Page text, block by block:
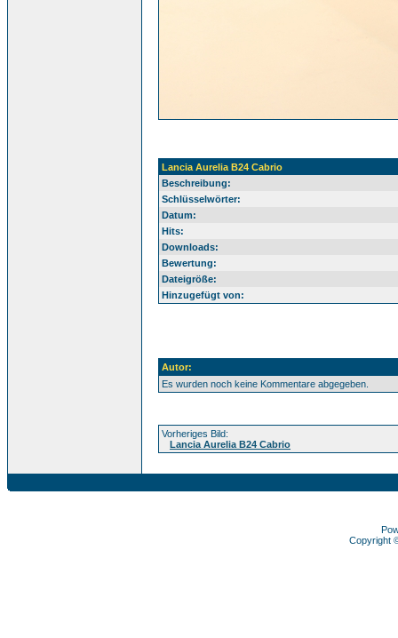
Lancia Aurelia B24 Cabrio
Beschreibung:
Schlüsselwörter:
Datum:
Hits:
Downloads:
Bewertung:
Dateigröße:
Hinzugefügt von:
Autor:
Es wurden noch keine Kommentare abgegeben.
Vorheriges Bild:
Lancia Aurelia B24 Cabrio
Copyright